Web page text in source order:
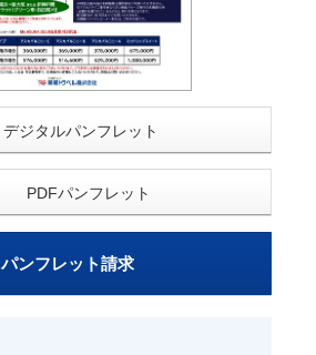
デジタルパンフレット
PDFパンフレット
パンフレット請求